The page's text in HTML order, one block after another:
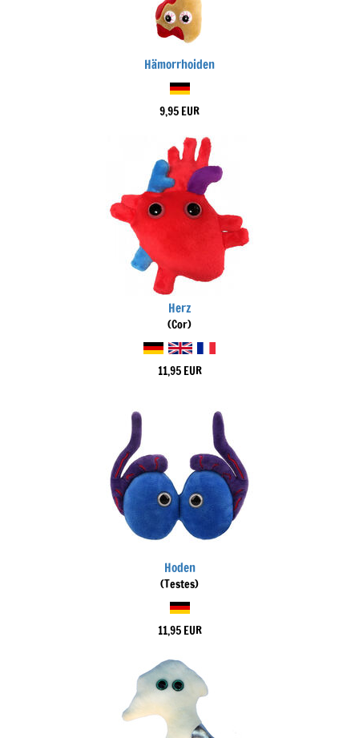
Hämorrhoiden
9,95 EUR
Herz
(Cor)
11,95 EUR
Hoden
(Testes)
11,95 EUR